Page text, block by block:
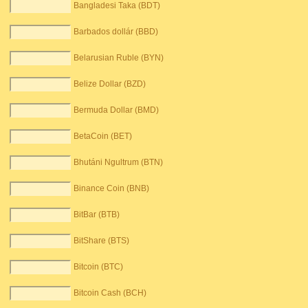
Bangladesi Taka (BDT)
Barbados dollár (BBD)
Belarusian Ruble (BYN)
Belize Dollar (BZD)
Bermuda Dollar (BMD)
BetaCoin (BET)
Bhutáni Ngultrum (BTN)
Binance Coin (BNB)
BitBar (BTB)
BitShare (BTS)
Bitcoin (BTC)
Bitcoin Cash (BCH)